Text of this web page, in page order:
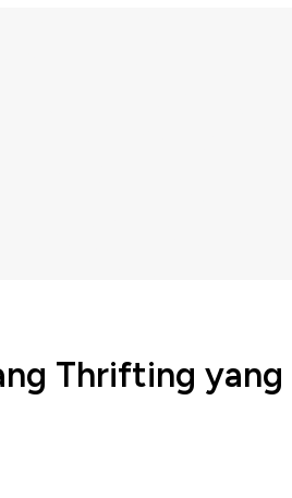
Thrifting yang